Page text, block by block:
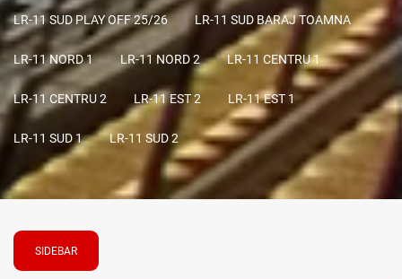
LR-11 SUD PLAY OFF 25/26 LR-11 SUD BARAJ TOAMNA
LR-11 NORD 1 LR-11 NORD 2 LR-11 CENTRU 1
LR-11 CENTRU 2 LR-11 EST 2 LR-11 EST 1
LR-11 SUD 1 LR-11 SUD 2
SIDEBAR